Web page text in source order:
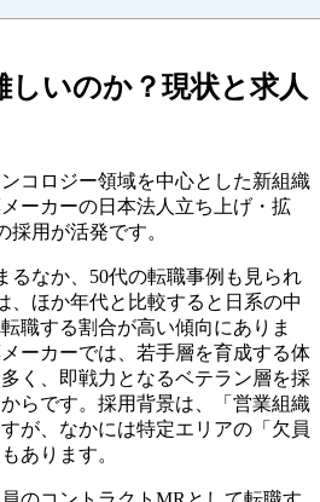
しいのか？現状と求人
コロジー領域を中心とした新組織
ーカーの日本法人立ち上げ・拡
用が活発です。
るなか、50代の転職事例も見られ
、ほか年代と比較すると日系の中
職する割合が高い傾向にありま
ーカーでは、若手層を育成する体
く、即戦力となるベテラン層を採
らです。採用背景は、「営業組織
が、なかには特定エリアの「欠員
あります。